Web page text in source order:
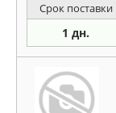
Срок поставки
1 дн.